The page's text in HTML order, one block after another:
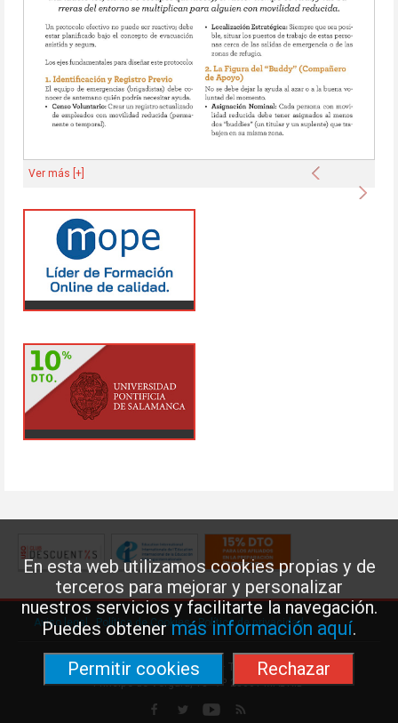
En esta web utilizamos cookies propias y de
terceros para mejorar y personalizar
nuestros servicios y facilitarte la navegación.
Puedes obtenermás información aquí.
Permitir cookies
Rechazar
Anterior
Ver más [+]
Aviso legal·Política de Cookies·Política de privacidad
Federación de Enseñanza de USO · Teléfono: 91 577 41 13 ·
Príncipe de Vergara, 13 · 7º 28001 MADRID